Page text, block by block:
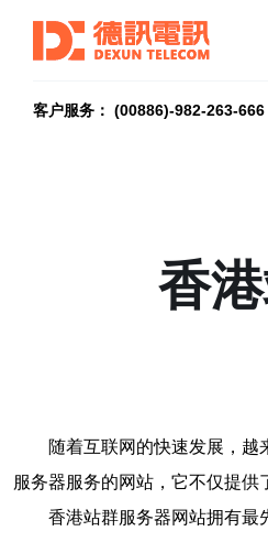
客户服务： (00886)-982-263-666
香
随着互联网的快速发展，
服务器服务的网站，它不仅提
香港站群服务器网站拥有最